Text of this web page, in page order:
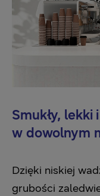
Smukły,
w dowolnym
Dzięki niskiej
grubości